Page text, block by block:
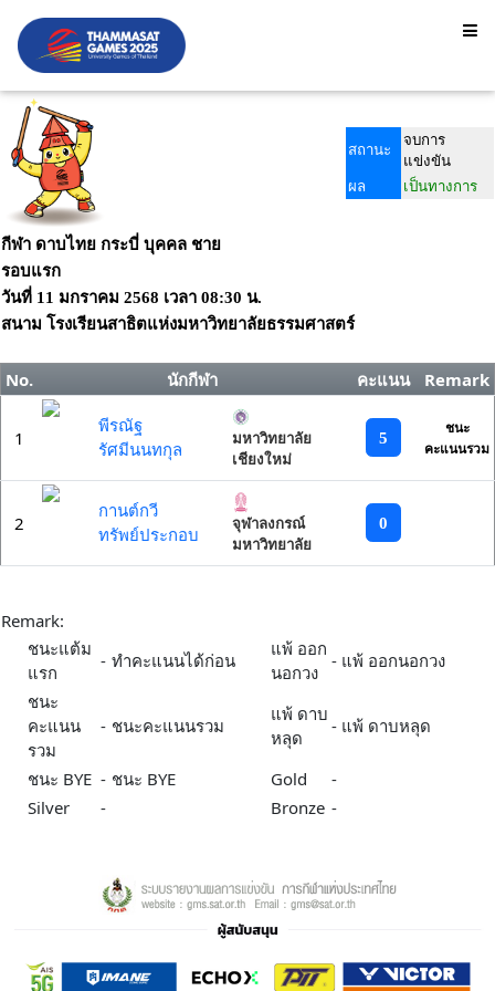
สถานะ
จบการ
แข่งขัน
ผล
เป็นทางการ
กีฬา ดาบไทย กระบี่ บุคคล ชาย
รอบแรก
วันที่ 11 มกราคม 2568 เวลา 08:30 น.
สนาม โรงเรียนสาธิตแห่งมหาวิทยาลัยธรรมศาสตร์
No. นักกีฬา คะแนน Remark
1
พีรณัฐ
รัศมีนนทกุล
มหาวิทยาลัย
เชียงใหม่
5
ชนะ
คะแนนรวม
2
กานต์กวี
ทรัพย์ประกอบ
จุฬาลงกรณ์
มหาวิทยาลัย
0
Remark:
ชนะแต้ม
แรก
- ทำคะแนนได้ก่อน
แพ้ ออก
นอกวง
- แพ้ ออกนอกวง
ชนะ
คะแนน
รวม
- ชนะคะแนนรวม
แพ้ ดาบ
หลุด
- แพ้ ดาบหลุด
ชนะ BYE - ชนะ BYE Gold
-
Silver
- Bronze -